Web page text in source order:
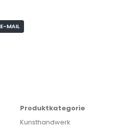
E-MAIL
Produktkategorie
Kunsthandwerk